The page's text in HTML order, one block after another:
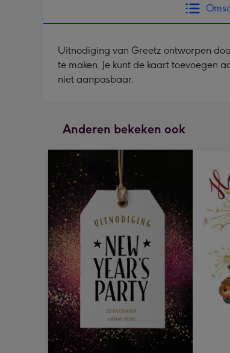
Uitnodiging van Greetz ontworpen
te maken. Je kunt de kaart toevoegen
niet aanpasbaar.
Anderen bekeken ook